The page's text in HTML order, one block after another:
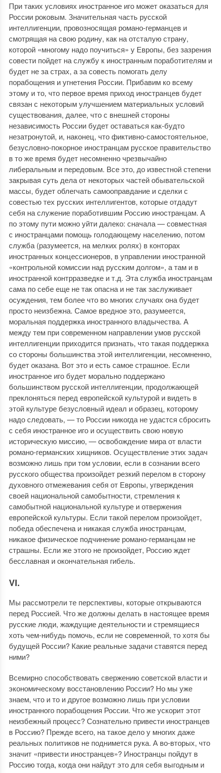
При таких условиях иностранное иго может оказаться для
России роковым. Значительная часть русской
интеллигенции, провозносящая романо-германцев и
смотрящая на свою родину, как на отсталую страну,
которой «многому надо поучиться» у Европы, без зазрения
совести пойдет на службу к иностранным поработителям и
будет не за страх, а за совесть помогать делу
порабощения и угнетения России. Прибавим ко всему
этому и то, что первое время приход иностранцев будет
связан с некоторым улучшением материальных условий
существования, далее, что с внешней стороны
независимость России будет оставаться как-будто
незатронутой, и, наконец, что фиктивно-самостоятельное,
безусловно-покорное иностранцам русское правительство
в то же время будет несомненно чрезвычайно
либеральным и передовым. Все это, до известной степени
закрывая суть дела от некоторых частей обывательской
массы, будет облегчать самооправдание и сделки с
совестью тех русских интеллигентов, которые отдадут
себя на служение поработившим Россию иностранцам. А
по этому пути можно уйти далеко: сначала — совместная
с иностранцами помощь голодающему населению, потом
служба (разумеется, на мелких ролях) в конторах
иностранных концессионеров, в управлении иностранной
«контрольной комиссии над русским долгом», а там и в
иностранной контрразведке и т.д. Эта служба иностранцам
сама по себе еще не так опасна и не так заслуживает
осуждения, тем более что во многих случаях она будет
просто неизбежна. Самое вредное это, разумеется,
моральная поддержка иностранного владычества. А
между тем при современном направлении умов русской
интеллигенции приходится признать, что такая поддержка
со стороны большинства этой интеллигенции, несомненно,
будет оказана. Вот это и есть самое страшное. Если
иностранное иго будет морально поддержано
большинством русской интеллигенции, продолжающей
преклоняться перед европейской культурой и видеть в
этой культуре безусловный идеал и образец, которому
надо следовать, — то России никогда не удастся сбросить
с себя иностранное иго и осуществить свою новую
историческую миссию, — освобождение мира от власти
романо-германских хищников. Осуществление этих задач
возможно лишь при том условии, если в сознании всего
русского общества произойдет резкий перелом в сторону
духовного отмежевания себя от Европы, угверждения
своей национальной самобытности, стремления к
самобытной национальной культуре и отвержения
европейской культуры. Если такой перелом произойдет,
победа обеспечена и никакая служба иностранцам,
никакое физическое подчинение романо-германцам не
страшны. Если же этого не произойдет, Россию ждет
бесславная и окончательная гибель.
VI.
Мы рассмотрели те перспективы, которые открываются
перед Россией. Что же должны делать в настоящее время
русские люди, жаждущие деятельности и стремящиеся
хоть чем-нибудь помочь, если не современной, то хотя бы
будущей России? Какие реальные задачи ставятся перед
ними?
Всемирно способствовать свержению советской власти и
экономическому восстановлению России? Но мы уже
знаем, что и то и другое возможно лишь при условии
иностранного порабощения России. Что же ускорит этот
неизбежный процесс? Сознательно привести иностранцев
в Россию? Прежде всего, на такое дело у многих даже
реальных политиков не поднимется рука. А во-вторых, что
значит «привести иностранцев»? Иностранцы пойдут в
Россию тогда, когда они найдут это для себя выгодным и